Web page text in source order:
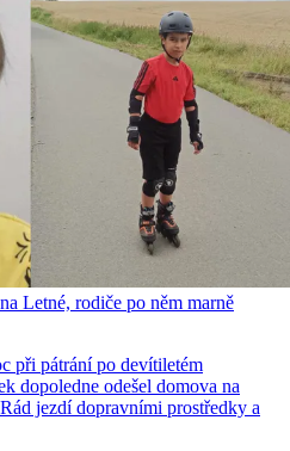
Letné, rodiče po něm marně
při pátrání po devítiletém
dopoledne odešel domova na
jezdí dopravními prostředky a